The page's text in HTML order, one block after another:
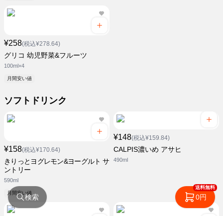
¥258(税込¥278.64)
グリコ 幼児野菜&フルーツ
100ml×4
月間安い値
ソフトドリンク
¥158(税込¥170.64)
きりっとヨグレモン&ヨーグルト サ
ントリー
590ml
月間安い値
¥148(税込¥159.84)
CALPIS濃いめ アサヒ
490ml
検索
送料無料
0円